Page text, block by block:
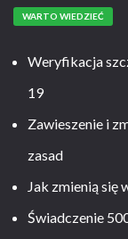
WARTO WIEDZIEĆ
Weryfikacja
19
Zawieszenie i
zasad
Jak zmienią się
Świadczenie